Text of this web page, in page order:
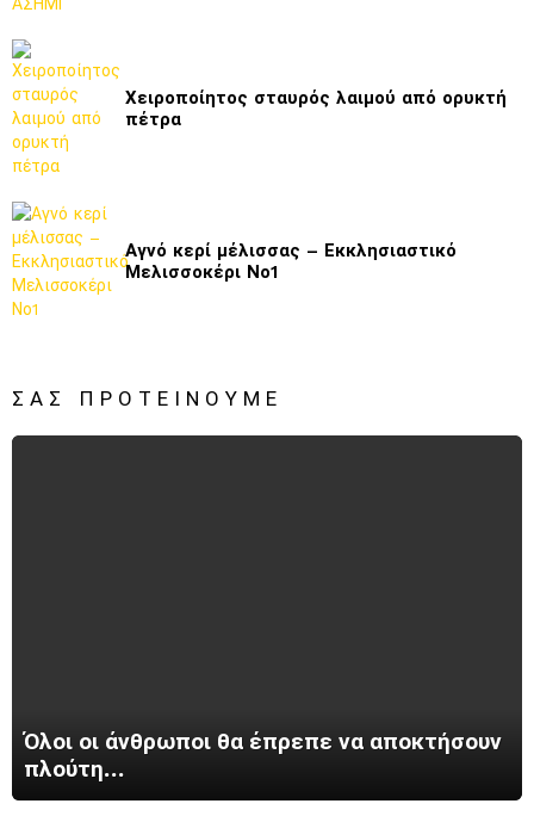
Χειροποίητος σταυρός λαιμού από ορυκτή
πέτρα
Αγνό κερί μέλισσας – Εκκλησιαστικό
Μελισσοκέρι Νο1
ΣΑΣ ΠΡΟΤΕΊΝΟΥΜΕ
Όλοι οι άνθρωποι θα έπρεπε να αποκτήσουν
πλούτη…